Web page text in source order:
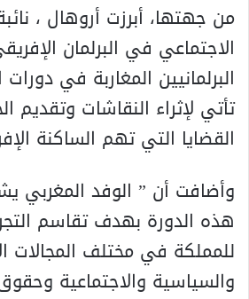
من جهتها، أبرزت أروهال ،
الاجتماعي في البرلمان
البرلمانيين المغاربة في دورات
تأتي لإثراء النقاشات وتقديم
القضايا التي تهم الساكنة
وأضافت أن ” الوفد المغربي
هذه الدورة بهدف تقاسم
للمملكة في مختلف المجالات
والسياسية والاجتماعية